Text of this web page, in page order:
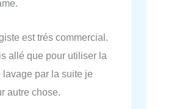
est trés commercial.
allé que pour utiliser la
lavage par la suite je
autre chose.